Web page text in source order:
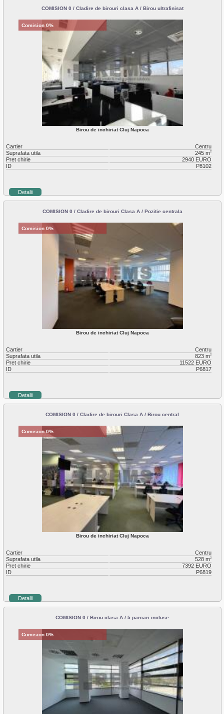
COMISION 0 / Cladire de birouri clasa A / Birou ultrafinisat
Comision 0%
Birou de inchiriat Cluj Napoca
Cartier
Centru
Suprafata utila
245 m2
Pret chirie
2940 EURO
ID
P8102
Detalii
COMISION 0 / Cladire de birouri Clasa A / Pozitie centrala
Comision 0%
Birou de inchiriat Cluj Napoca
Cartier
Centru
Suprafata utila
823 m2
Pret chirie
11522 EURO
ID
P6817
Detalii
COMISION 0 / Cladire de birouri Clasa A / Birou central
Comision 0%
Birou de inchiriat Cluj Napoca
Cartier
Centru
Suprafata utila
528 m2
Pret chirie
7392 EURO
ID
P6819
Detalii
COMISION 0 / Birou clasa A / 5 parcari incluse
Comision 0%